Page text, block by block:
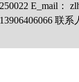
E_mail：
联系